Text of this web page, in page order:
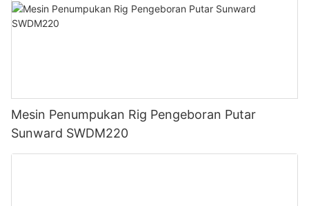
Mesin Penumpukan Rig Pengeboran Putar
Sunward SWDM220